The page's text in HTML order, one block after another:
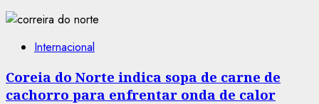
Internacional
Coreia do Norte indica sopa de carne de
cachorro para enfrentar onda de calor